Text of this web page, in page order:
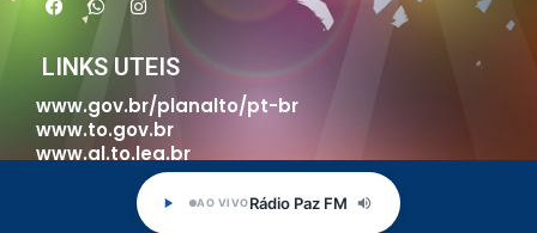
LINKS UTEIS
www.gov.br/planalto/pt-br
www.to.gov.br
www.al.to.leg.br
www.palmas.to.gov.br
www.palmas.to.leg.br
AO VIVORádio Paz FM